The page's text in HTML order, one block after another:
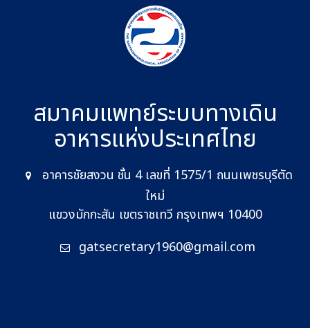
สมาคมแพทย์ระบบทางเดิน
อาหารแห่งประเทศไทย
อาคารชัยสงวน ชั้น 4 เลขที่ 1575/1 ถนนเพชรบุรีตัด
ใหม่
แขวงมักกะสัน เขตราชเทวี กรุงเทพฯ 10400
gatsecretary1960@gmail.com